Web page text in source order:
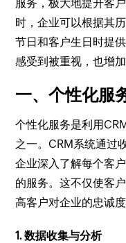
服务，极大地提升客
时，企业可以根据其
节日和客户生日时提
感受到被重视，也增
一、个性化服
个性化服务是利用
之一。CRM系统通过
企业深入了解每个客
的服务。这不仅使客
高客户对企业的忠诚度
1. 数据收集与分析